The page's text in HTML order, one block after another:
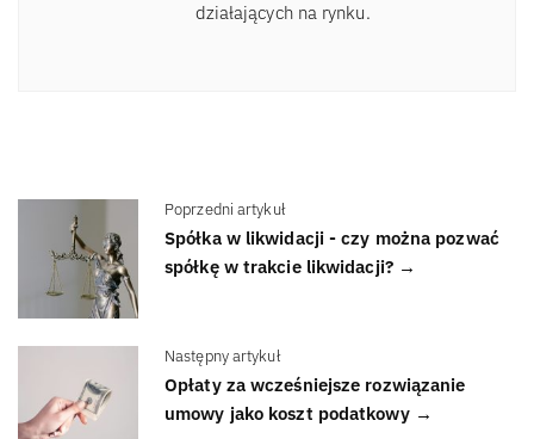
działających na rynku.
Poprzedni artykuł
Spółka w likwidacji - czy można pozwać
spółkę w trakcie likwidacji? →
Następny artykuł
Opłaty za wcześniejsze rozwiązanie
umowy jako koszt podatkowy →